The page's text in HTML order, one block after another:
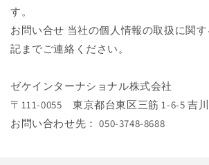
す。
お問い合せ 当社の個人情報の取扱に関
記までご連絡ください。
ゼケインターナショナル株式会社
〒111-0055 東京都台東区三筋 1-6-5 吉
お問い合わせ先： 050-3748-8688